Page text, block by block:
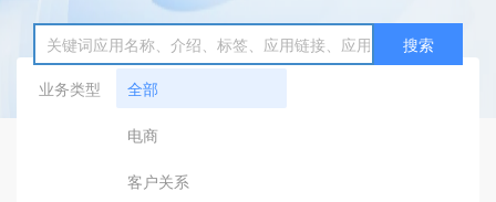
搜索
业务类型
全部
电商
客户关系